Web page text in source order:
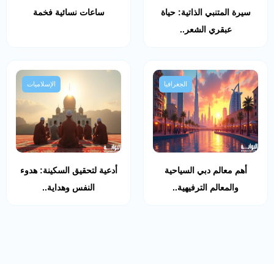
سيرة المتنبي الذاتية: حياة
عبقري الشعر..
ساعات نسائية فخمة
الجغرافيا
أهم معالم دبي السياحية
والمعالم الترفيهية..
الإسلاميات
أدعية لتحقيق السكينة: هدوء
النفس وهداية..